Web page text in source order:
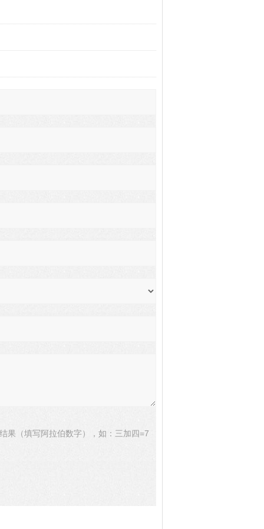
果（填写阿拉伯数字），如：三加四=7